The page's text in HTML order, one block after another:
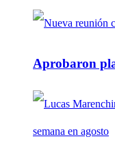
Aprobaron